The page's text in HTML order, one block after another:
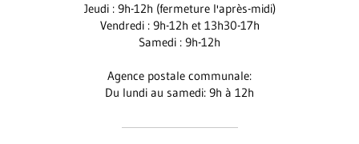
Jeudi : 9h-12h (fermeture l'après-midi)
Vendredi : 9h-12h et 13h30-17h
Samedi : 9h-12h
Agence postale communale:
Du lundi au samedi: 9h à 12h